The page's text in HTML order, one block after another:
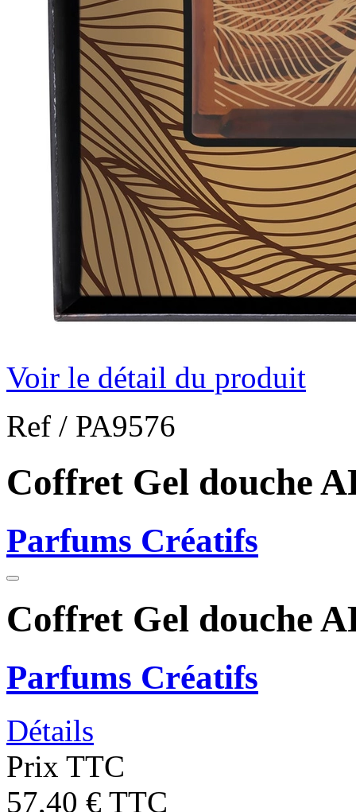
Voir le détail du produit
Ref / PA9576
Coffret Gel douche
Parfums Créatifs
Coffret Gel douche
Parfums Créatifs
Détails
Prix TTC
57,40 € TTC